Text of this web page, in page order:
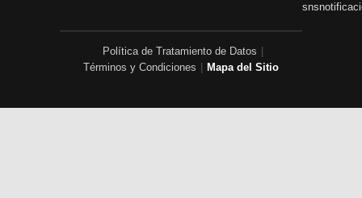
Política de Tratamiento de Datos
Términos y Condiciones
Mapa del Sitio